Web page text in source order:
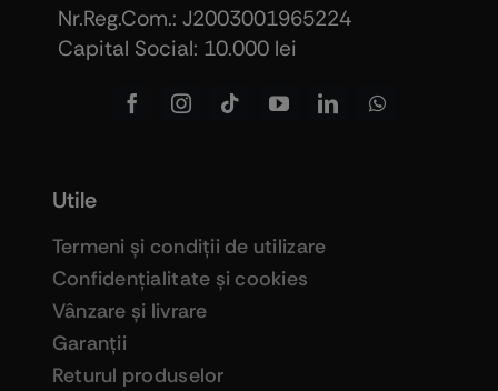
Nr.Reg.Com.: J2003001965224
Capital Social: 10.000 lei
Utile
Termeni şi condiţii de utilizare
Confidenţialitate şi cookies
Vânzare şi livrare
Garanţii
Returul produselor